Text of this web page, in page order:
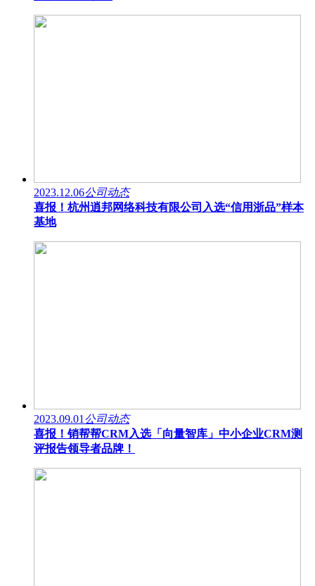
2023.12.06公司动态
喜报！杭州逍邦网络科技有限公司入选“信用浙品”样本
基地
2023.09.01 公司动态
喜报！销帮帮CRM入选「向量智库」中小企业CRM测
评报告领导者品牌！